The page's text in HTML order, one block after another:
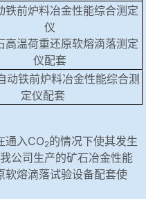
铁前炉料冶金性能综合测定
仪
高温荷重还原软熔滴落测定
仪配套
铁前炉料冶金性能综合测
定仪配套
通入CO2的情况下使其发生
公司生产的矿石冶金性能
软熔滴落试验设备配套使